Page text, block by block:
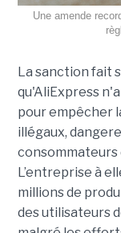
Une amende
La sanction fait
qu'AliExpress
pour empêcher
illégaux,
consommateurs
L’entreprise à
millions de
des utilisateurs